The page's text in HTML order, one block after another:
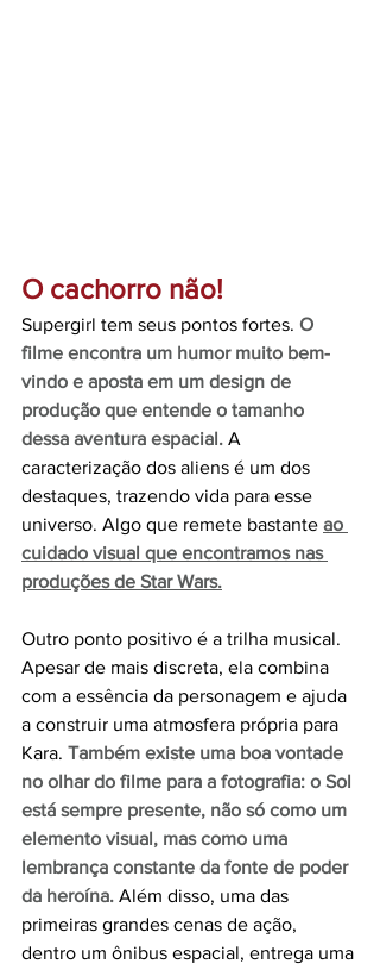
O cachorro não!
Supergirl tem seus pontos fortes. O
filme encontra um humor muito bem-
vindo e aposta em um design de
produção que entende o tamanho
dessa aventura espacial. A
caracterização dos aliens é um dos
destaques, trazendo vida para esse
universo. Algo que remete bastante ao
cuidado visual que encontramos nas
produções de Star Wars.
Outro ponto positivo é a trilha musical.
Apesar de mais discreta, ela combina
com a essência da personagem e ajuda
a construir uma atmosfera própria para
Kara. Também existe uma boa vontade
no olhar do filme para a fotografia: o Sol
está sempre presente, não só como um
elemento visual, mas como uma
lembrança constante da fonte de poder
da heroína. Além disso, uma das
primeiras grandes cenas de ação,
dentro um ônibus espacial, entrega uma